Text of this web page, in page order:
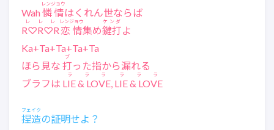
Wah 憐情
レンジョウ
はくれん世ならば
R♡R♡R
レレレ
恋情
レンジョウ
集め鍵打
ケンダ
よ
Ka+Ta+Ta+Ta+Ta
ほら見な 打
ブ
った指から漏れる
ブラフは LIE & LOVE
ラララ
, LIE & LOVE
ラララ
捏造
フェイク
の証明せよ？